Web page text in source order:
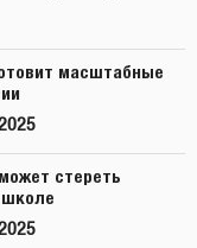
масштабные
стереть